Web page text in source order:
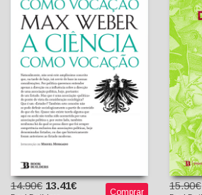
A Política como Vocação
(seguido de) A Ciência
como Vocação
Max Weber
Miguel Morgado
(Introdução)
14.90€ 13.41€
Comprar
A.
15.90€